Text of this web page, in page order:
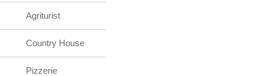
Agriturist
Country House
Pizzerie